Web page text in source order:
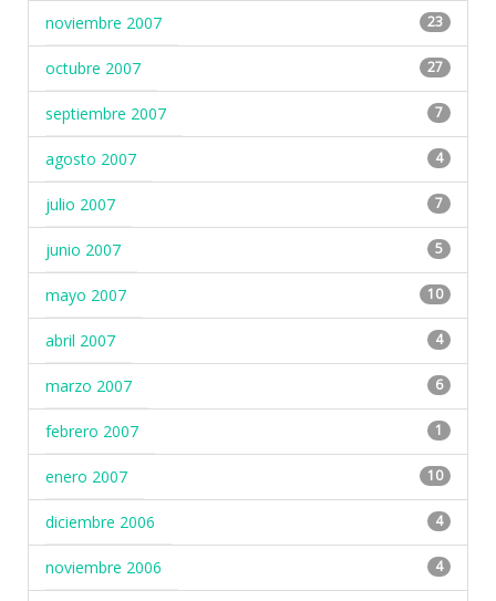
noviembre 2007 23
octubre 2007 27
septiembre 2007 7
agosto 2007 4
julio 2007 7
junio 2007 5
mayo 2007 10
abril 2007 4
marzo 2007 6
febrero 2007 1
enero 2007 10
diciembre 2006 4
noviembre 2006 4